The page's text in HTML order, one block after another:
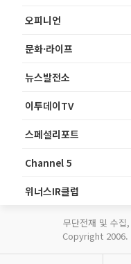
오피니언
문화·라이프
뉴스발전소
이투데이TV
스페셜리포트
Channel 5
위너스IR클럽
무단전재 및 수집
Copyright 2006.